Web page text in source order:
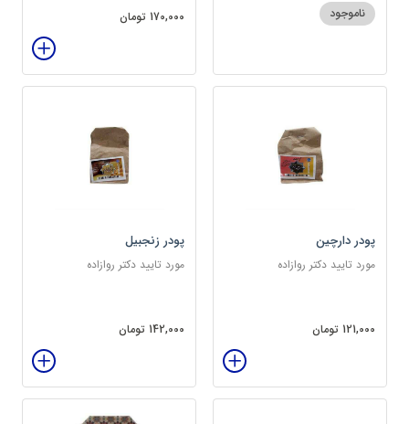
ناموجود 170,000 تومان
پودر دارچین
مورد تایید دکتر روازاده
121,000 تومان
پودر زنجبیل
مورد تایید دکتر روازاده
142,000 تومان